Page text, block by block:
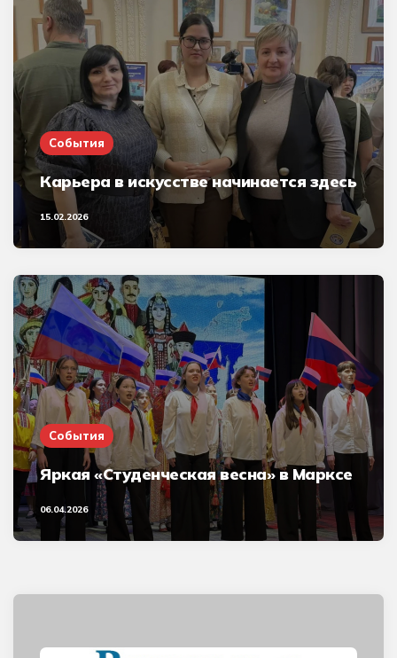
События
Карьера в искусстве начинается здесь
15.02.2026
События
Яркая «Студенческая весна» в Марксе
06.04.2026